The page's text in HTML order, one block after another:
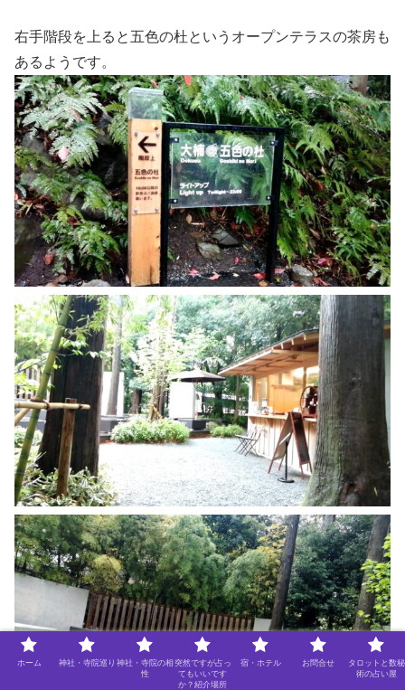
右手階段を上ると五色の杜というオープンテラスの茶房も
あるようです。
ホーム 神社・寺院巡り 神社・寺院の相
性
突然ですが占っ
てもいいです
か？紹介場所
宿・ホテル お問合せ
タロットと数秘
術の占い屋